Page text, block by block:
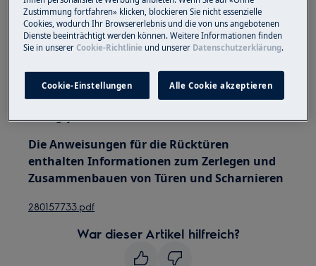
Verwenden Sie immer Schutzhandschuhe und
geschlossenes Schuhwerk.
eine nicht professionelle Reparatur Sicherheitsfolgen
haben kann, wenn sie nicht ordnungsgemäß
durchgeführt wird
Die Anweisungen für die Rücktüren
enthalten Informationen zum Zerlegen und
Zusammenbauen von Türen und Scharnieren
280157733.pdf
War dieser Artikel hilfreich?
Zustimmung fortfahren» klicken, blockieren Sie nicht essenzielle
Cookies, wodurch Ihr Browsererlebnis und die von uns angebotenen
Dienste beeinträchtigt werden können. Weitere Informationen finden
Sie in unsererCookie-Richtlinie und unserer Datenschutzerklärung.
Cookie-Einstellungen Alle Cookie akzeptieren